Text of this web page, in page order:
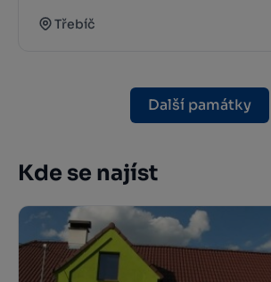
Třebíč
Další památky
Kde se najíst